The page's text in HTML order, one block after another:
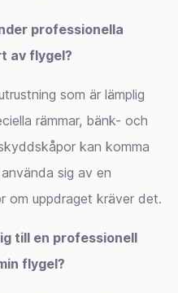
professionella
av flygel?
som är lämplig
rämmar, bänk- och
kan komma
sig av en
om uppdraget kräver det.
till en professionell
flygel?